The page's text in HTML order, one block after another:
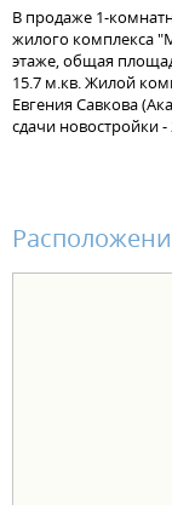
В продаже 1-
жилого комплекса
этаже, общая
15.7 м.кв. Жилой
Евгения Савкова
сдачи новостройки -